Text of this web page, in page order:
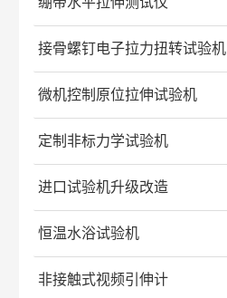
接骨螺钉电子拉力扭转试验机
微机控制原位拉伸试验机
定制非标力学试验机
进口试验机升级改造
恒温水浴试验机
非接触式视频引伸计